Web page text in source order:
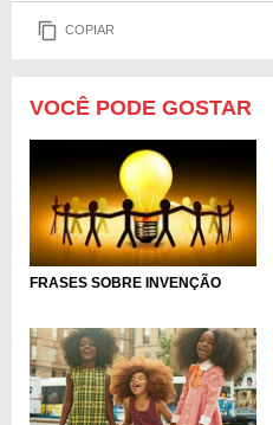
COPIAR
VOCÊ PODE GOSTAR
FRASES SOBRE INVENÇÃO